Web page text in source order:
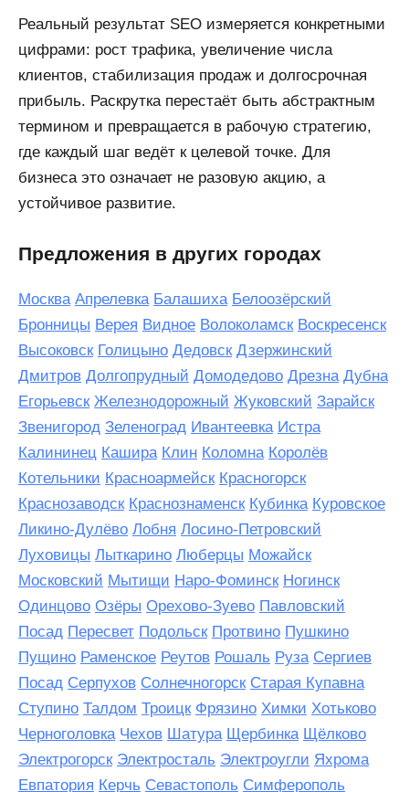
Реальный результат SEO измеряется конкретными
цифрами: рост трафика, увеличение числа
клиентов, стабилизация продаж и долгосрочная
прибыль. Раскрутка перестаёт быть абстрактным
термином и превращается в рабочую стратегию,
где каждый шаг ведёт к целевой точке. Для
бизнеса это означает не разовую акцию, а
устойчивое развитие.
Предложения в других городах
Москва Апрелевка Балашиха Белоозёрский
Бронницы Верея Видное Волоколамск Воскресенск
Высоковск Голицыно Дедовск Дзержинский
Дмитров Долгопрудный Домодедово Дрезна Дубна
Егорьевск Железнодорожный Жуковский Зарайск
Звенигород Зеленоград Ивантеевка Истра
Калининец Кашира Клин Коломна Королёв
Котельники Красноармейск Красногорск
Краснозаводск Краснознаменск Кубинка Куровское
Ликино-Дулёво Лобня Лосино-Петровский
Луховицы Лыткарино Люберцы Можайск
Московский Мытищи Наро-Фоминск Ногинск
Одинцово Озёры Орехово-Зуево Павловский
Посад Пересвет Подольск Протвино Пушкино
Пущино Раменское Реутов Рошаль Руза Сергиев
Посад Серпухов Солнечногорск Старая Купавна
Ступино Талдом Троицк Фрязино Химки Хотьково
Черноголовка Чехов Шатура Щербинка Щёлково
Электрогорск Электросталь Электроугли Яхрома
Евпатория Керчь Севастополь Симферополь